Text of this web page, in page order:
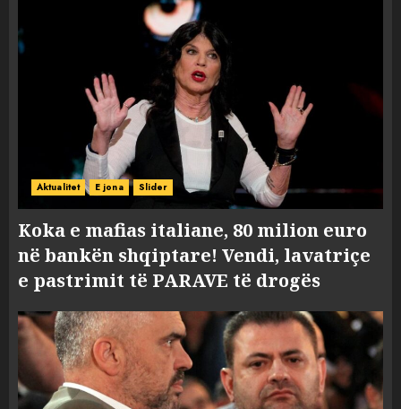
Aktualitet E jona Slider
Koka e mafias italiane, 80 milion euro
në bankën shqiptare! Vendi, lavatriçe
e pastrimit të PARAVE të drogës